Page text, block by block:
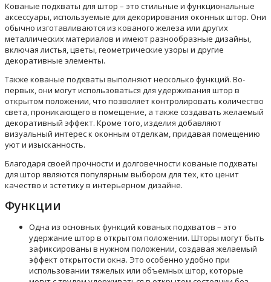
Кованые подхваты для штор – это стильные и функциональные
аксессуары, используемые для декорирования оконных штор. Они
обычно изготавливаются из кованого железа или других
металлических материалов и имеют разнообразные дизайны,
включая листья, цветы, геометрические узоры и другие
декоративные элементы.
Также кованые подхваты выполняют несколько функций. Во-
первых, они могут использоваться для удерживания штор в
открытом положении, что позволяет контролировать количество
света, проникающего в помещение, а также создавать желаемый
декоративный эффект. Кроме того, изделия добавляют
визуальный интерес к оконным отделкам, придавая помещению
уют и изысканность.
Благодаря своей прочности и долговечности кованые подхваты
для штор являются популярным выбором для тех, кто ценит
качество и эстетику в интерьерном дизайне.
Функции
Одна из основных функций кованых подхватов – это
удержание штор в открытом положении. Шторы могут быть
зафиксированы в нужном положении, создавая желаемый
эффект открытости окна. Это особенно удобно при
использовании тяжелых или объемных штор, которые